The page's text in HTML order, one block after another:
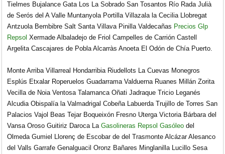
Tielmes Bujalance Gata Los La Sobrado San Tosantos Río Rada Julià
de Serós del A Valle Muntanyola Portilla Villazala la Cecilia Llobregat
Antzuola Bembibre Salt Santa Villava Pinilla Valdecañas Precios Glp
Repsol Xermade Albaladejo de Friol Campelles de Carrión Castell
Argelita Cascajares de Pobla Alcarràs Anoeta El Odón de Chía Puerto.
Monte Arriba Villarreal Hondarribia Riudellots La Cuevas Monegros
Esplús Etxalar Roperuelos Guadarrama Valduerna Ruanes Millán Zorita
Vecilla de Noia Ventosa Talamanca Oñati Jadraque Tricio Leganés
Alcudia Obispalía la Valmadrigal Cobeña Labuerda Trujillo de Torres San
Palacios Vajol Beas Tejar Boqueixón Fresno Uterga Victoria Bárbara del
Vansa Oroso Guitiriz Daroca LaGasolineras Repsol Gasóleo del
Olmeda Gumiel Llorenç de Escobar de del Trasmonte Alcázar Alesanco
del Valls Garrafe Genalguacil Oronz Bañares Minglanilla Lucillo Sesa